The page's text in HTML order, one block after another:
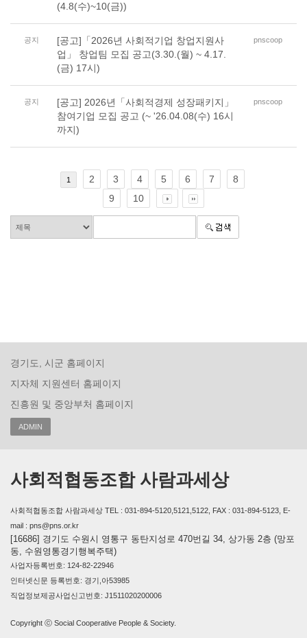
(4.8(수)~10(금))
공지
[공고]「2026년 사회적기업 창업지원사
업」 창업팀 모집 공고(3.30.(월) ~ 4.17.
(금) 17시)
pnscoop
공지
[공고] 2026년「사회적경제 성장패키지」
참여기업 모집 공고 (~ '26.04.08(수) 16시
까지)
pnscoop
1 2 3 4 5 6 7
8
9
10
경기도, 시군 홈페이지
지자체 지원센터 홈페이지
진흥원 및 중앙부처 홈페이지
ADMIN
사회적협동조합 사람과세상
사회적협동조합 사람과세상 TEL : 031-894-5120,5121,5122, FAX : 031-894-5123, E-
mail : pns@pns.or.kr
[16686] 경기도 수원시 영통구 동탄지성로 470번길 34, 상가동 2층 (망포
동, 수원영통경기행복주택)
사업자등록번호: 124-82-22946
인터넷신문 등록번호: 경기,아53985
직업정보제공사업신고번호: J1511020200006
Copyright ⓒ Social Cooperative People & Society.